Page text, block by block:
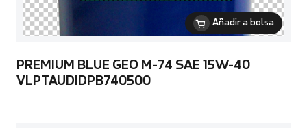
Añadir a bolsa
PREMIUM BLUE GEO M-74 SAE 15W-40
VLPTAUDIDPB740500